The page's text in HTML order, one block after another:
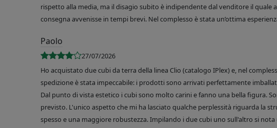
rispetto alla media, ma il disagio subito è indipendente dal venditore il quale
consegna avvenisse in tempi brevi. Nel complesso è stata un’ottima
Paolo
27/07/2026
Ho acquistato due cubi da terra della linea Clio (catalogo IPlex) e, nel
spedizione è stata impeccabile: i prodotti sono arrivati perfettamente
Dal punto di vista estetico i cubi sono molto carini e fanno una bella figura.
previsto. L'unico aspetto che mi ha lasciato qualche perplessità riguarda la
spesso e una maggiore robustezza. Impilando i due cubi uno sull'altro si